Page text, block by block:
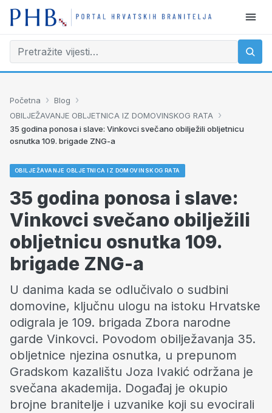
Početna › Blog ›
OBILJEŽAVANJE OBLJETNICA IZ DOMOVINSKOG RATA ›
35 godina ponosa i slave: Vinkovci svečano obilježili obljetnicu
osnutka 109. brigade ZNG-a
OBILJEŽAVANJE OBLJETNICA IZ DOMOVINSKOG RATA
35 godina ponosa i slave:
Vinkovci svečano obilježili
obljetnicu osnutka 109.
brigade ZNG-a
U danima kada se odlučivalo o sudbini
domovine, ključnu ulogu na istoku Hrvatske
odigrala je 109. brigada Zbora narodne
garde Vinkovci. Povodom obilježavanja 35.
obljetnice njezina osnutka, u prepunom
Gradskom kazalištu Joza Ivakić održana je
svečana akademija. Događaj je okupio
brojne branitelje i uzvanike koji su evocirali